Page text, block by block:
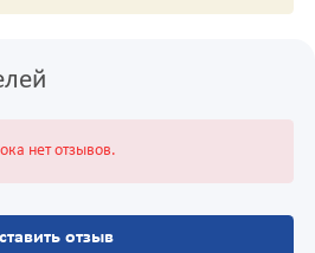
нет отзывов.
отзыв